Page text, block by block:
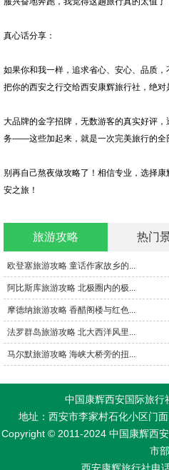
真心话分享：
如果你和我一样，追求省心、安心、品质
把你的西安之行交给西安康辉旅行社，绝对
大品牌的金字招牌，无数游客的真实好评
务——这些加起来，就是一次完美旅行的全
别再自己熬夜做攻略了！相信专业，选择
安之旅！
旅游攻略 热门
欧登塞旅游攻略 童话作家故乡的...
阿比斯库旅游攻略 北极圈内的极...
摩德纳旅游攻略 香醋阁楼与红色...
法罗群岛旅游攻略 北大西洋风里...
马尔默旅游攻略 海峡大桥旁的扭...
中国康辉西安国际旅行
地址：西安市李家村石化小区门
Copyright © 2011-2024 中国康辉西
市部